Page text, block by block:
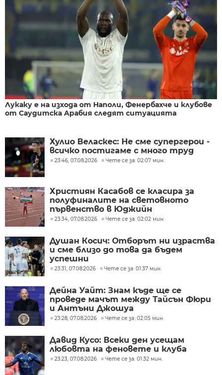
Лукаку е на изхода от Наполи, Фенербахче и клубове
от Саудитска Арабия следят ситуацията
Хулио Веласкес: Не сме супергерои -
всичко постигаме с много труд
23:46, 07.08.2026 Чете се за: 02:07 мин.
Християн Касабов се класира за
полуфиналите на световното
първенство в Юджийн
23:34, 07.08.2026 Чете се за: 02:02 мин.
Душан Косич: Отборът ни израства
и сме близо до това да бъдем
успешни
23:31, 07.08.2026 Чете се за: 01:37 мин.
Дейна Уайт: Знам къде ще се
проведе мачът между Тайсън Фюри
и Антъни Джошуа
23:28, 07.08.2026 Чете се за: 02:05 мин.
Давид Кусо: Всеки ден усещам
любовта на феновете и клуба
23:23, 07.08.2026 Чете се за: 01:32 мин.